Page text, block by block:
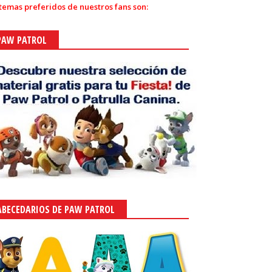
preferidos de nuestros fans son:
PATROL
DE PAW PATROL